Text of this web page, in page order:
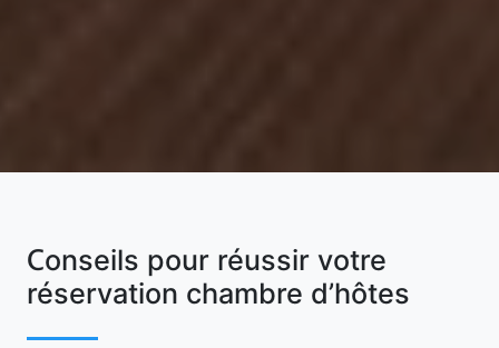
Conseils pour réussir votre
réservation chambre d’hôtes